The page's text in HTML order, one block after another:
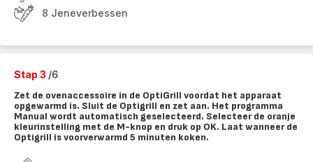
8 Jeneverbessen
Stap 3 /6
Zet de ovenaccessoire in de OptiGrill voordat het apparaat
opgewarmd is. Sluit de Optigrill en zet aan. Het programma
Manual wordt automatisch geselecteerd. Selecteer de oranje
kleurinstelling met de M-knop en druk op OK. Laat wanneer de
Optigrill is voorverwarmd 5 minuten koken.